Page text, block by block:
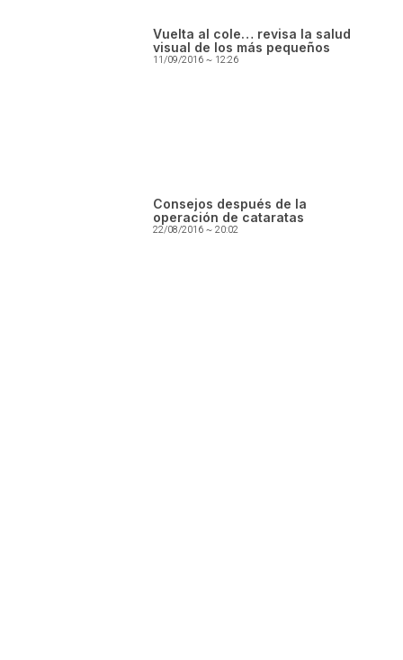
Vuelta al cole… revisa la salud
visual de los más pequeños
11/09/2016 12:26
Consejos después de la
operación de cataratas
22/08/2016 20:02